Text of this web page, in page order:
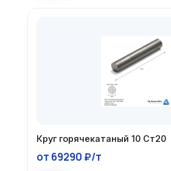
Круг горячекатаный 10 Ст20
от 69290 ₽/т